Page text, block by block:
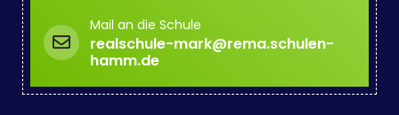
Mail an die Schule
realschule-mark@rema.schulen-
hamm.de